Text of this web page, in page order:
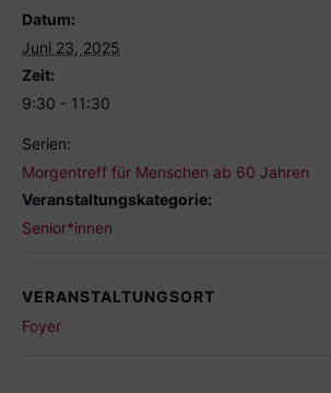
Datum:
Juni 23, 2025
Zeit:
9:30 - 11:30
Serien:
Morgentreff für Menschen ab 60 Jahren
Veranstaltungskategorie:
Senior*innen
VERANSTALTUNGSORT
Foyer